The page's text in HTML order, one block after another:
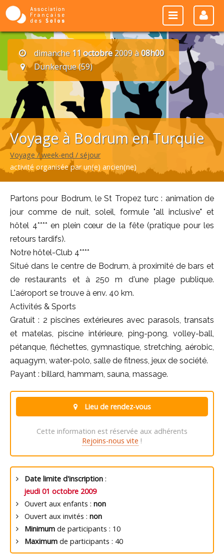
dimanche 11 octobre2009 à08h00
Dunkerque (59)
Voyage à Bodrum en Turquie
Voyage / week-end / séjour
activité organisée par un(e) ancien(ne)
Partons pour Bodrum, le St Tropez turc : animation de
jour comme de nuit, soleil, formule "all inclusive" et
hôtel 4**** en plein cœur de la fête (pratique pour les
retours tardifs).
Notre hôtel-Club 4****
Situé dans le centre de Bodrum, à proximité de bars et
de restaurants et à 250 m d'une plage publique.
L'aéroport se trouve à env. 40 km.
Activités & Sports
Gratuit : 2 piscines extérieures avec parasols, transats
et matelas, piscine intérieure, ping-pong, volley-ball,
pétanque, fléchettes, gymnastique, stretching, aérobic,
aquagym, water-polo, salle de fitness, jeux de société.
Payant : billard, hammam, sauna, massage.
Lieu de rendez-vous
Cette information est réservée aux adhérents
Rejoins-nous vite !
Date limite d'inscription :
jeudi 01 octobre 2009
Ouvert aux enfants : non
Ouvert aux invités : non
Minimum de participants : 10
Maximum de participants : 40